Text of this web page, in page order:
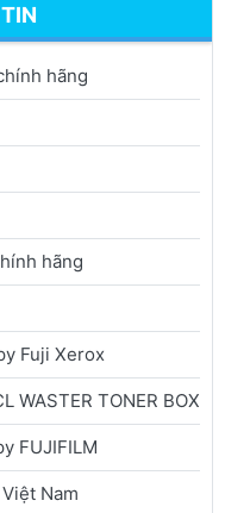
hãng
hãng
Fuji Xerox
WASTER TONER BOX
FUJIFILM
Nam